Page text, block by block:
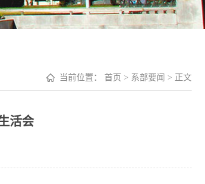
当前位置： 首页 > 系部要闻 > 正文
活会